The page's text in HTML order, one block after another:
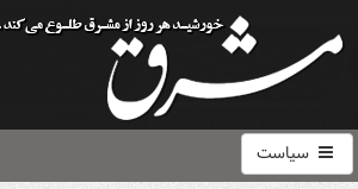
سیاست